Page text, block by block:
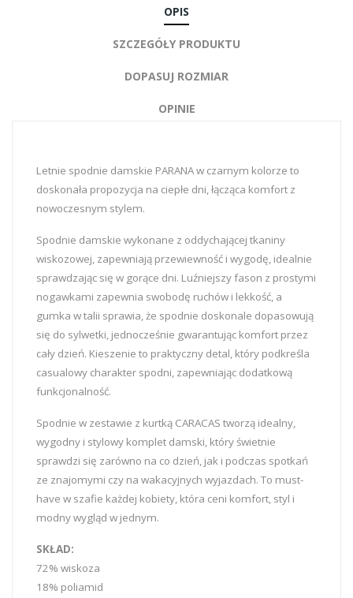
OPIS
SZCZEGÓŁY PRODUKTU
DOPASUJ ROZMIAR
OPINIE
Letnie spodnie damskie PARANA w czarnym kolorze to
doskonała propozycja na ciepłe dni, łącząca komfort z
nowoczesnym stylem.
Spodnie damskie wykonane z oddychającej tkaniny
wiskozowej, zapewniają przewiewność i wygodę, idealnie
sprawdzając się w gorące dni. Luźniejszy fason z prostymi
nogawkami zapewnia swobodę ruchów i lekkość, a
gumka w talii sprawia, że spodnie doskonale dopasowują
się do sylwetki, jednocześnie gwarantując komfort przez
cały dzień. Kieszenie to praktyczny detal, który podkreśla
casualowy charakter spodni, zapewniając dodatkową
funkcjonalność.
Spodnie w zestawie z kurtką CARACAS tworzą idealny,
wygodny i stylowy komplet damski, który świetnie
sprawdzi się zarówno na co dzień, jak i podczas spotkań
ze znajomymi czy na wakacyjnych wyjazdach. To must-
have w szafie każdej kobiety, która ceni komfort, styl i
modny wygląd w jednym.
SKŁAD:
72% wiskoza
18% poliamid